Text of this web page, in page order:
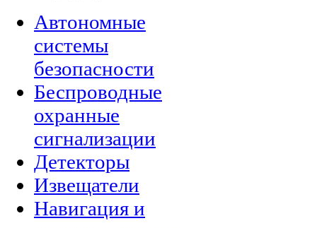
Автономные
системы
безопасности
Беспроводные
охранные
сигнализации
Детекторы
Извещатели
Навигация и